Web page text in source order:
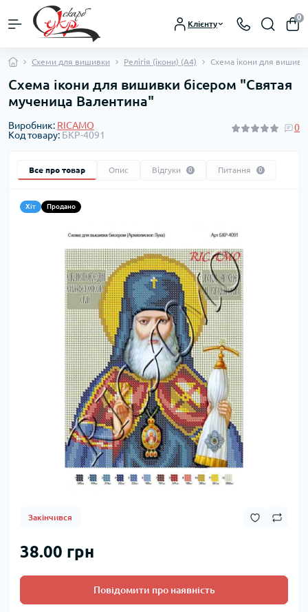
Клієнту
0
Схеми для вишивки Релігія (ікони) (А4) Схема ікони для
Схема ікони для вишивки бісером "Святая
мученица Валентина"
Виробник: RICAMO
Код товару: БКР-4091
0
Все про товар Опис Відгуки 0 Питання 0
Хіт Продано
Закінчився
38.00 грн
Повідомити про наявність